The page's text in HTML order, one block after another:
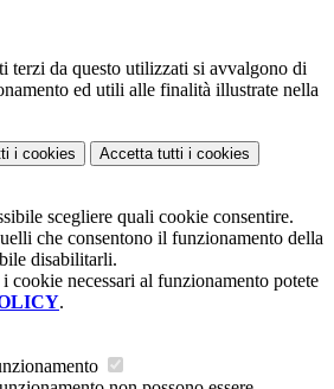
terzi da questo utilizzati si avvalgono di
ed utili alle finalità illustrate nella
i cookies Accetta tutti i cookies
scegliere quali cookie consentire.
che consentono il funzionamento della
disabilitarli.
cookie necessari al funzionamento potete
.